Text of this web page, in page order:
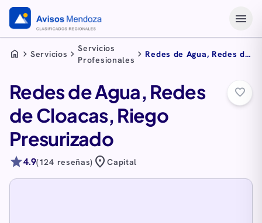
menu
home chevron_right Servicios chevron_rightServicios
Profesionales chevron_right Redes de Agua, Redes de
Redes de Agua, Redes
de Cloacas, Riego
Presurizado
star4.9(124 reseñas) location_onCapital
favorite_border